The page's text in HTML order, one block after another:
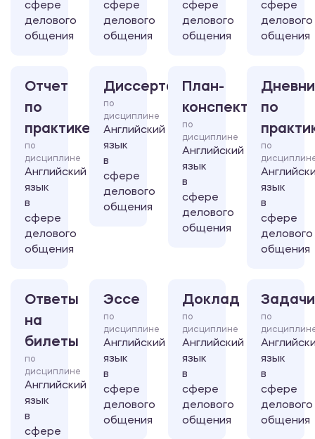
сфере
делового
общения
сфере
делового
общения
сфере
делового
общения
сфере
делового
общения
Отчет
по
практике
по
дисциплине
Английский
язык
в
сфере
делового
общения
Диссертация
по
дисциплине
Английский
язык
в
сфере
делового
общения
План-
конспект
по
дисциплине
Английский
язык
в
сфере
делового
общения
по
по
язык
в
сфере
делового
общения
Ответы
на
билеты
по
дисциплине
Английский
язык
в
сфере
Эссе
по
дисциплине
Английский
язык
в
сфере
делового
общения
Доклад
по
дисциплине
Английский
язык
в
сфере
делового
общения
Задачи
по
язык
в
сфере
делового
общения